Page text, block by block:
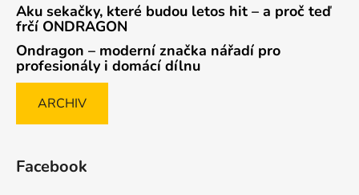
Aku sekačky, které budou letos hit – a proč teď
frčí ONDRAGON
Ondragon – moderní značka nářadí pro
profesionály i domácí dílnu
ARCHIV
Facebook